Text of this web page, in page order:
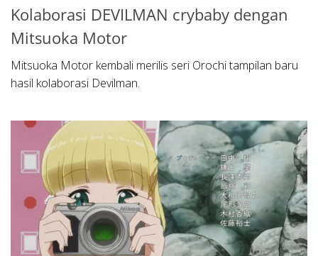
Kolaborasi DEVILMAN crybaby dengan
Mitsuoka Motor
Mitsuoka Motor kembali merilis seri Orochi tampilan baru
hasil kolaborasi Devilman.